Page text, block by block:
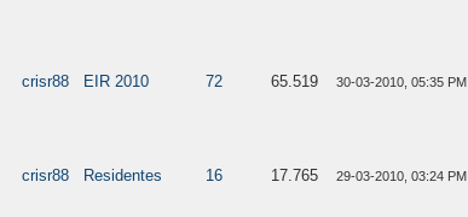
crisr88 EIR 2010 72 65.519 30-03-2010, 05:35 PM
crisr88 Residentes 16 17.765 29-03-2010, 03:24 PM